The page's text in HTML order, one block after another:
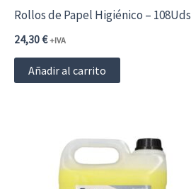
Rollos de Papel Higiénico – 108Uds
24,30€ +IVA
Añadir al carrito